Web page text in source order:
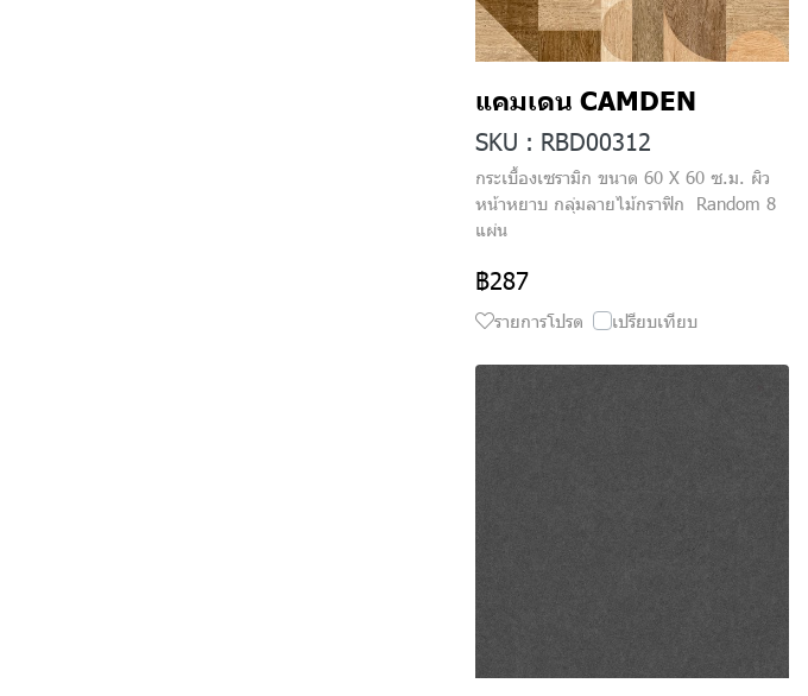
แคมเดน CAMDEN
SKU : RBD00312
กระเบื้องเซรามิก ขนาด 60 X 60 ซ.ม. ผิว
หน้าหยาบ กลุ่มลายไม้กราฟิก Random 8
แผ่น
฿287
รายการโปรด เปรียบเทียบ